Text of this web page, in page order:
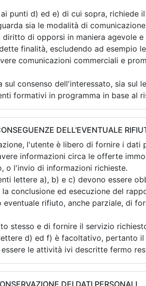
punti d) ed e) di cui sopra, richiede
sia le modalità di
di opporsi in maniera agevole
finalità, escludendo ad esempio
comunicazioni commerciali e
consenso dell'interessato, sia sul
formativi in programma in base al
DELL'EVENTUALE
l'utente è libero di fornire i dati
informazioni circa le offerte
o l'invio di informazioni richieste.
lettere a), b) e c) devono essere
conclusione ed esecuzione del
rifiuto, anche parziale, di
stesso e di fornire il servizio
d) ed f) è facoltativo, pertanto
le attività ivi descritte fermo
DEI DATI PERSONALI